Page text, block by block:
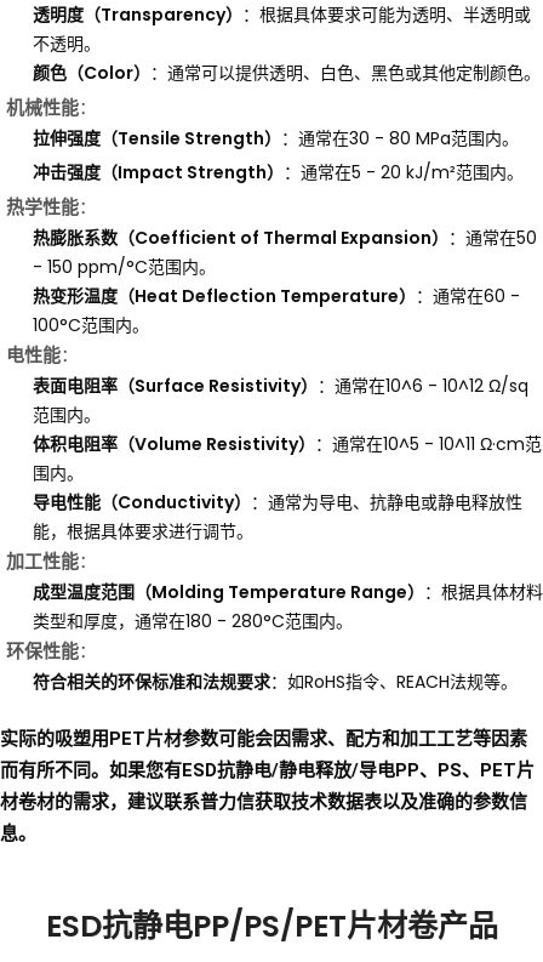
透明度（Transparency） ：根据具体要求可能为透明、半透明或
不透明。
颜色（Color） ：通常可以提供透明、白色、黑色或其他定制颜色。
机械性能：
拉伸强度（Tensile Strength） ：通常在30 - 80 MPa范围内。
冲击强度（Impact Strength） ：通常在5 - 20 kJ/m²范围内。
热学性能：
热膨胀系数（Coefficient of Thermal Expansion） ：通常在50
- 150 ppm/°C范围内。
热变形温度（Heat Deflection Temperature） ：通常在60 -
100°C范围内。
电性能：
表面电阻率（Surface Resistivity） ：通常在10^6 - 10^12 Ω/sq
范围内。
体积电阻率（Volume Resistivity） ：通常在10^5 - 10^11 Ω·cm范
围内。
导电性能（Conductivity） ：通常为导电、抗静电或静电释放性
能，根据具体要求进行调节。
加工性能：
成型温度范围（Molding Temperature Range） ：根据具体材料
类型和厚度，通常在180 - 280°C范围内。
环保性能：
符合相关的环保标准和法规要求：如RoHS指令、REACH法规等。
实际的吸塑用PET片材参数可能会因需求、配方和加工工艺等因素
而有所不同。如果您有ESD抗静电/静电释放/导电PP、PS、PET片
材卷材的需求，建议联系普力信获取技术数据表以及准确的参数信
息。
ESD抗静电PP/PS/PET片材卷产品